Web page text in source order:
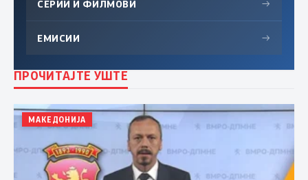
СЕРИИ И ФИЛМОВИ →
ЕМИСИИ →
ПРОЧИТАЈТЕ УШТЕ
МАКЕДОНИЈА